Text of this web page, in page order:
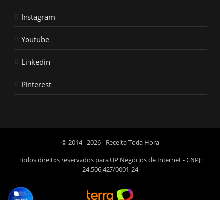
Instagram
Youtube
Linkedin
Pinterest
© 2014 - 2026 - Receita Toda Hora
Todos direitos reservados para UP Negócios de Internet - CNPJ:
24.506.427/0001-24